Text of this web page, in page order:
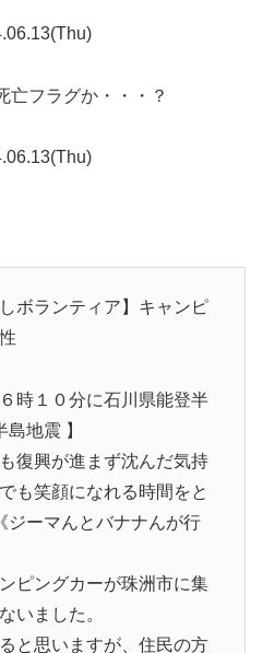
亡フラグか・・・？
ボランティア】キャンピ
時１０分に石川県能登半
地震 】
復興が進まず沈んだ気持
も笑顔になれる時間をと
ジーマんとバナナんが行
ピングカーが珠洲市に集
いました。
と思いますが、住民の方